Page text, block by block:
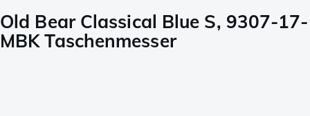
Old Bear Classical Blue S, 9307-17-
MBK Taschenmesser